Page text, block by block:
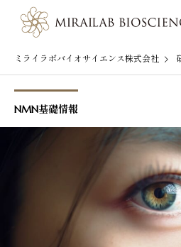
ミライラボバイオサイエンス株式会社
NMN基礎情報